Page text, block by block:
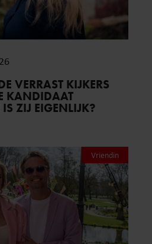
VERRAST KIJKERS
KANDIDAAT
ZIJ EIGENLIJK?
Vriendin